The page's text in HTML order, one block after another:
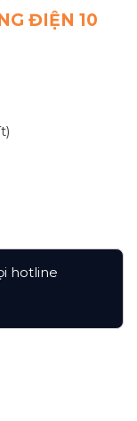
ĐIỆN 10
hotline